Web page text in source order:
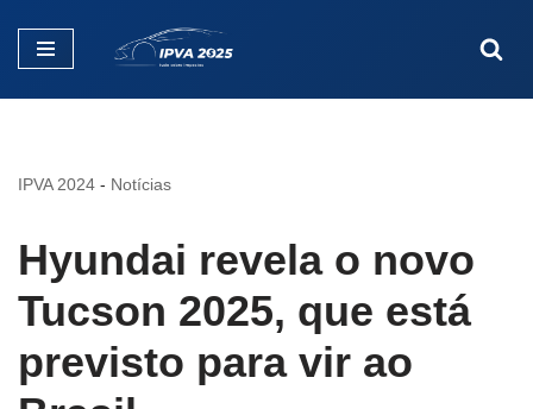
Pular
IPVA 2024 - Notícias
Hyundai revela o novo
Tucson 2025, que está
previsto para vir ao